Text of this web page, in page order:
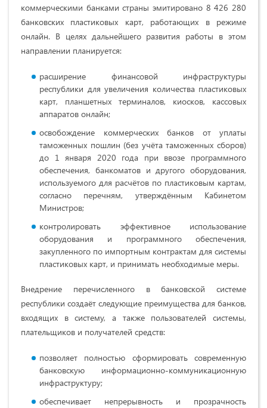
коммерческими банками страны эмитировано 8 426 280
банковских пластиковых карт, работающих в режиме
онлайн. В целях дальнейшего развития работы в этом
направлении планируется:
расширение финансовой инфраструктуры
республики для увеличения количества пластиковых
карт, планшетных терминалов, киосков, кассовых
аппаратов онлайн;
освобождение коммерческих банков от уплаты
таможенных пошлин (без учёта таможенных сборов)
до 1 января 2020 года при ввозе программного
обеспечения, банкоматов и другого оборудования,
используемого для расчётов по пластиковым картам,
согласно перечням, утверждённым Кабинетом
Министров;
контролировать эффективное использование
оборудования и программного обеспечения,
закупленного по импортным контрактам для системы
пластиковых карт, и принимать необходимые меры.
Внедрение перечисленного в банковской системе
республики создаёт следующие преимущества для банков,
входящих в систему, а также пользователей системы,
плательщиков и получателей средств:
позволяет полностью сформировать современную
банковскую информационно-коммуникационную
инфраструктуру;
обеспечивает непрерывность и прозрачность